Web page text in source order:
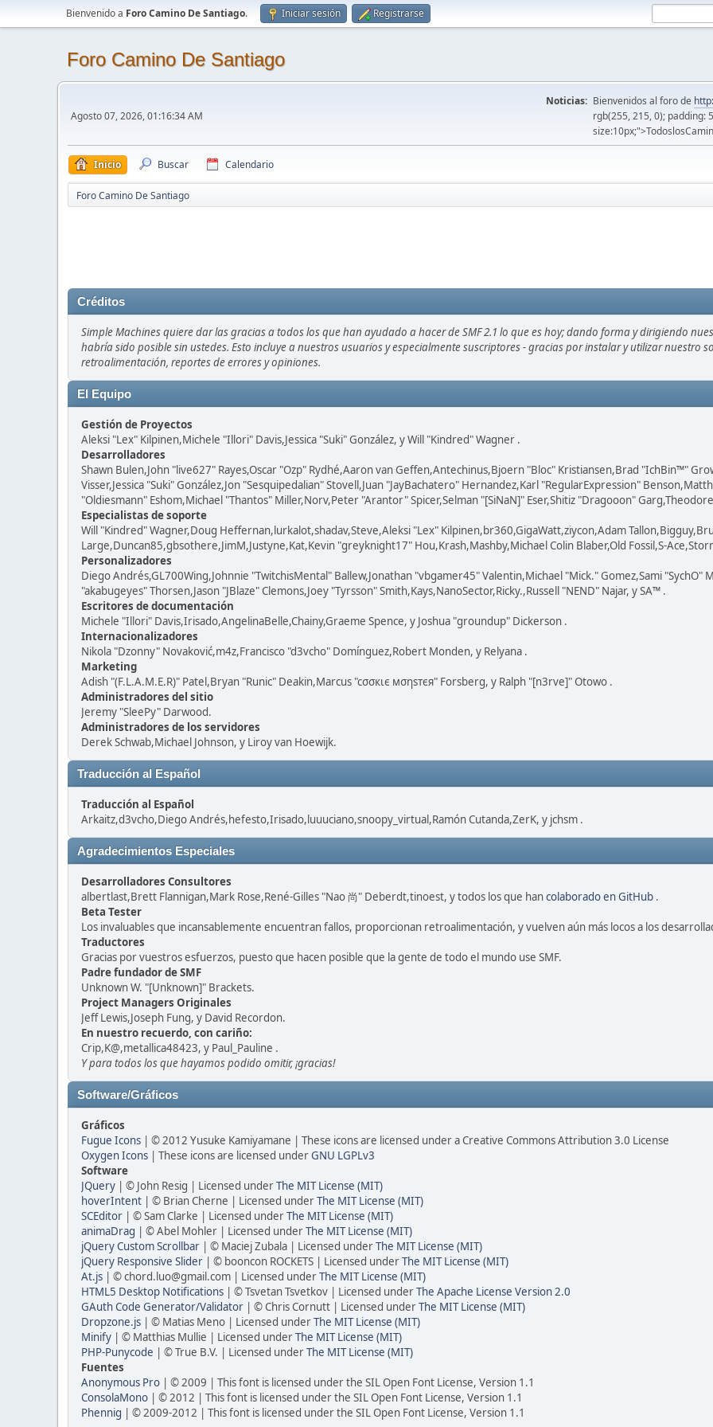
Bienvenido a Foro Camino De Santiago. Iniciar sesión Registrarse
Foro Camino De Santiago
Agosto 07, 2026, 01:16:34 AM
Noticias: Bienvenidos al foro de
rgb(255, 215, 0); padding:
Inicio Buscar Calendario
Foro Camino De Santiago
Créditos
Simple Machines quiere dar las gracias a todos los que han ayudado a hacer de SMF 2.1 lo que es hoy; dando forma y dirigiendo
habría sido posible sin ustedes. Esto incluye a nuestros usuarios y especialmente suscriptores - gracias por instalar y utilizar nuestro
retroalimentación, reportes de errores y opiniones.
El Equipo
Gestión de Proyectos
Aleksi "Lex" Kilpinen,Michele "Illori" Davis,Jessica "Suki" González, y Will "Kindred" Wagner .
Desarrolladores
Shawn Bulen,John "live627" Rayes,Oscar "Ozp" Rydhé,Aaron van Geffen,Antechinus,Bjoern "Bloc" Kristiansen,Brad "IchBin™"
Visser,Jessica "Suki" González,Jon "Sesquipedalian" Stovell,Juan "JayBachatero" Hernandez,Karl "RegularExpression"
"Oldiesmann" Eshom,Michael "Thantos" Miller,Norv,Peter "Arantor" Spicer,Selman "[SiNaN]" Eser,Shitiz "Dragooon"
Especialistas de soporte
Will "Kindred" Wagner,Doug Heffernan,lurkalot,shadav,Steve,Aleksi "Lex" Kilpinen,br360,GigaWatt,ziycon,Adam
Large,Duncan85,gbsothere,JimM,Justyne,Kat,Kevin "greyknight17" Hou,Krash,Mashby,Michael Colin Blaber,Old Fossil,S-
Personalizadores
Diego Andrés,GL700Wing,Johnnie "TwitchisMental" Ballew,Jonathan "vbgamer45" Valentin,Michael "Mick." Gomez,Sami "SychO"
"akabugeyes" Thorsen,Jason "JBlaze" Clemons,Joey "Tyrsson" Smith,Kays,NanoSector,Ricky.,Russell "NEND" Najar, y SA™ .
Escritores de documentación
Michele "Illori" Davis,Irisado,AngelinaBelle,Chainy,Graeme Spence, y Joshua "groundup" Dickerson .
Internacionalizadores
Nikola "Dzonny" Novaković,m4z,Francisco "d3vcho" Domínguez,Robert Monden, y Relyana .
Marketing
Adish "(F.L.A.M.E.R)" Patel,Bryan "Runic" Deakin,Marcus "cσσкιє мσηѕтєя" Forsberg, y Ralph "[n3rve]" Otowo .
Administradores del sitio
Jeremy "SleePy" Darwood.
Administradores de los servidores
Derek Schwab,Michael Johnson, y Liroy van Hoewijk.
Traducción al Español
Traducción al Español
Arkaitz,d3vcho,Diego Andrés,hefesto,Irisado,luuuciano,snoopy_virtual,Ramón Cutanda,ZerK, y jchsm .
Agradecimientos Especiales
Desarrolladores Consultores
albertlast,Brett Flannigan,Mark Rose,René-Gilles "Nao 尚" Deberdt,tinoest, y todos los que hancolaborado en GitHub .
Beta Tester
Los invaluables que incansablemente encuentran fallos, proporcionan retroalimentación, y vuelven aún más locos a los
Traductores
Gracias por vuestros esfuerzos, puesto que hacen posible que la gente de todo el mundo use SMF.
Padre fundador de SMF
Unknown W. "[Unknown]" Brackets.
Project Managers Originales
Jeff Lewis,Joseph Fung, y David Recordon.
En nuestro recuerdo, con cariño:
Crip,K@,metallica48423, y Paul_Pauline .
Y para todos los que hayamos podido omitir, ¡gracias!
Software/Gráficos
Gráficos
Fugue Icons | © 2012 Yusuke Kamiyamane | These icons are licensed under a Creative Commons Attribution 3.0 License
Oxygen Icons | These icons are licensed underGNU LGPLv3
Software
JQuery | © John Resig | Licensed underThe MIT License (MIT)
hoverIntent | © Brian Cherne | Licensed underThe MIT License (MIT)
SCEditor | © Sam Clarke | Licensed underThe MIT License (MIT)
animaDrag | © Abel Mohler | Licensed underThe MIT License (MIT)
jQuery Custom Scrollbar | © Maciej Zubala | Licensed underThe MIT License (MIT)
jQuery Responsive Slider | © booncon ROCKETS | Licensed underThe MIT License (MIT)
At.js | © chord.luo@gmail.com | Licensed underThe MIT License (MIT)
HTML5 Desktop Notifications | © Tsvetan Tsvetkov | Licensed underThe Apache License Version 2.0
GAuth Code Generator/Validator | © Chris Cornutt | Licensed underThe MIT License (MIT)
Dropzone.js | © Matias Meno | Licensed underThe MIT License (MIT)
Minify | © Matthias Mullie | Licensed underThe MIT License (MIT)
PHP-Punycode | © True B.V. | Licensed underThe MIT License (MIT)
Fuentes
Anonymous Pro | © 2009 | This font is licensed under the SIL Open Font License, Version 1.1
ConsolaMono | © 2012 | This font is licensed under the SIL Open Font License, Version 1.1
Phennig | © 2009-2012 | This font is licensed under the SIL Open Font License, Version 1.1